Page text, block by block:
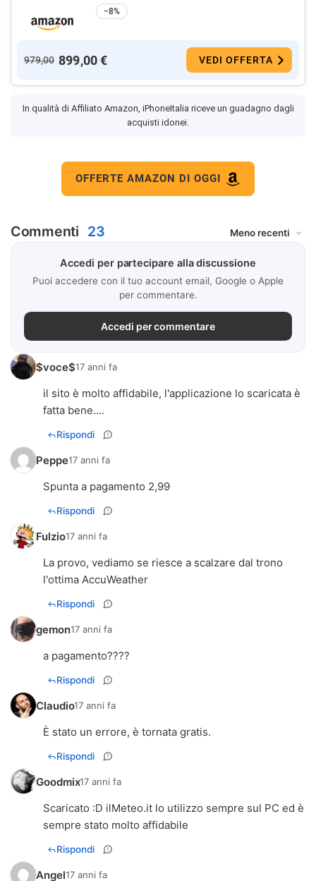
−8%
979,00 899,00 € VEDI OFFERTA
In qualità di Affiliato Amazon, iPhoneItalia riceve un guadagno dagli
acquisti idonei.
OFFERTE AMAZON DI OGGI
Commenti 23
Accedi per partecipare alla discussione
Puoi accedere con il tuo account email, Google o Apple
per commentare.
Accedi per commentare
$voce$17 anni fa
il sito è molto affidabile, l'applicazione lo scaricata è
fatta bene....
Rispondi
Peppe17 anni fa
Spunta a pagamento 2,99
Rispondi
Fulzio17 anni fa
La provo, vediamo se riesce a scalzare dal trono
l'ottima AccuWeather
Rispondi
gemon17 anni fa
a pagamento????
Rispondi
Claudio17 anni fa
È stato un errore, è tornata gratis.
Rispondi
Goodmix17 anni fa
Scaricato :D ilMeteo.it lo utilizzo sempre sul PC ed è
sempre stato molto affidabile
Rispondi
Angel17 anni fa